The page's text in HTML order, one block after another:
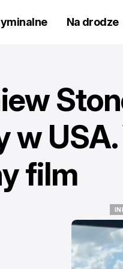
Na drodze
w USA.
film